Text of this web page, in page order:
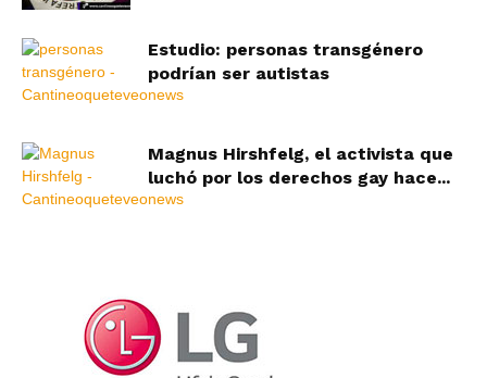
Estudio: personas transgénero
podrían ser autistas
Magnus Hirshfelg, el activista que
luchó por los derechos gay hace...